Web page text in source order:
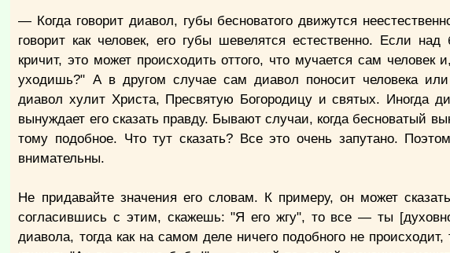
— Когда говорит диавол, губы бесноватого движутся
говорит как человек, его губы шевелятся естественно. Если
кричит, это может происходить оттого, что мучается сам
уходишь?" А в другом случае сам диавол поносит человека
диавол хулит Христа, Пресвятую Богородицу и святых. Иногда
вынуждает его сказать правду. Бывают случаи, когда бесноватый
тому подобное. Что тут сказать? Все это очень запутано.
внимательны.
Не придавайте значения его словам. К примеру, он может
согласившись с этим, скажешь: "Я его жгу", то все — ты
диавола, тогда как на самом деле ничего подобного не